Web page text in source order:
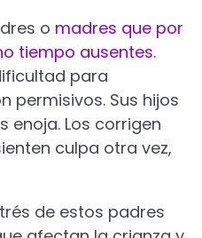
o madres que por
tiempo ausentes.
para
permisivos. Sus hijos
enoja. Los corrigen
culpa otra vez,
de estos padres